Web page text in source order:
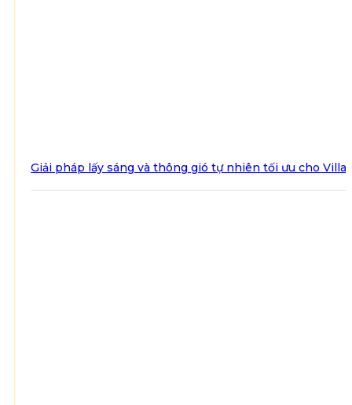
Giải pháp lấy sáng và thông gió tự nhiên tối ưu cho Villa